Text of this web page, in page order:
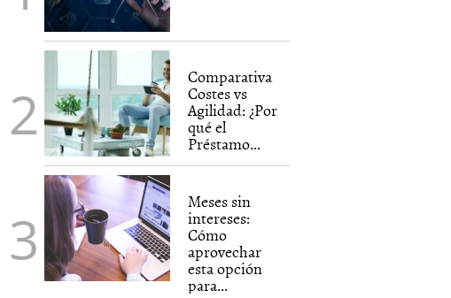
Comparativa
Costes vs
Agilidad: ¿Por
qué el
Préstamo...
Meses sin
intereses:
Cómo
aprovechar
esta opción
para...